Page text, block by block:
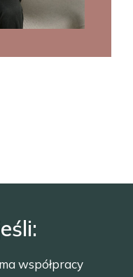
współpracy